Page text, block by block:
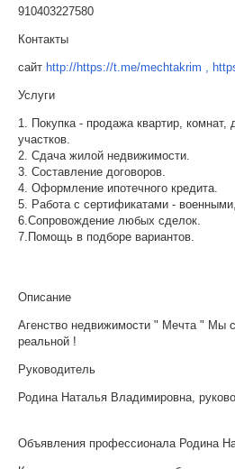
910403227580
Контакты
сайт http://https://t.me/mechtakrim ,
Услуги
1. Покупка - продажа квартир, комнат,
участков.
2. Сдача жилой недвижимости.
3. Составление договоров.
4. Оформление ипотечного кредита.
5. Работа с сертификатами -
6.Сопровождение любых сделок.
7.Помощь в подборе вариантов.
Описание
Агенство недвижимости " Мечта " Мы
реальной !
Руководитель
Родина Наталья Владимировна,
Объявления профессионала Родина